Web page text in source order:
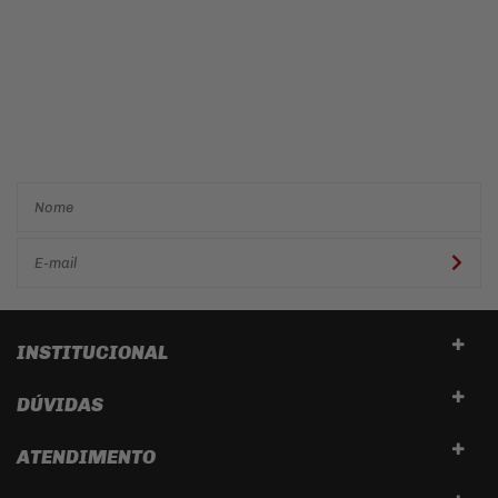
INSTITUCIONAL
DÚVIDAS
ATENDIMENTO